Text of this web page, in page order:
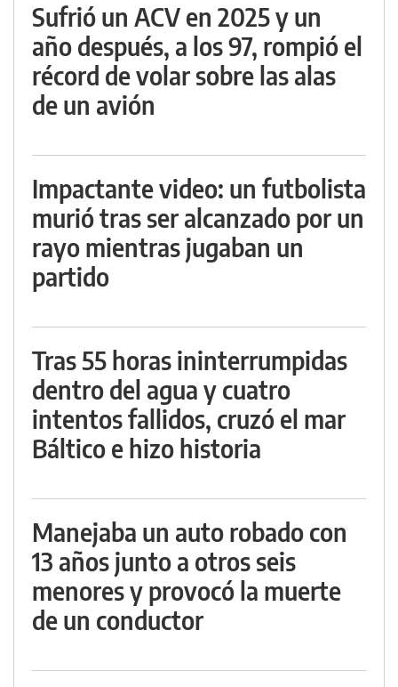
Sufrió un ACV en 2025 y un
año después, a los 97, rompió el
récord de volar sobre las alas
de un avión
Impactante video: un futbolista
murió tras ser alcanzado por un
rayo mientras jugaban un
partido
Tras 55 horas ininterrumpidas
dentro del agua y cuatro
intentos fallidos, cruzó el mar
Báltico e hizo historia
Manejaba un auto robado con
13 años junto a otros seis
menores y provocó la muerte
de un conductor